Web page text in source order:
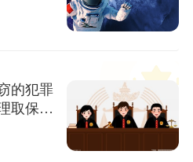
的犯罪
取保候